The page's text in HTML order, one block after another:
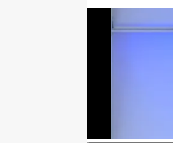
Mit der
werden